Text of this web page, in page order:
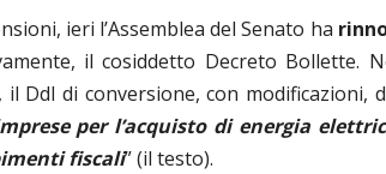
ieri l’Assemblea del Senato ha
il cosiddetto Decreto Bollette.
Ddl di conversione, con modificazioni,
per l’acquisto di energia
fiscali” (il testo).